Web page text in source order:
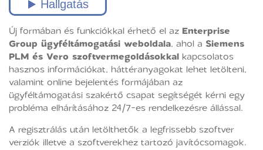
Új formában és funkciókkal érhető el az Enterprise
Group ügyféltámogatási weboldala, ahol a Siemens
PLM és Vero szoftvermegoldásokkal kapcsolatos
hasznos információkat, háttéranyagokat lehet letölteni,
valamint online bejelentés formájában az
ügyféltámogatási szakértő csapat segítségét kérni egy
probléma elhárításához 24/7-es rendelkezésre állással.
A regisztrálás után letölthetők a legfrissebb szoftver
verziók illetve a szoftverekhez tartozó javítócsomagok.